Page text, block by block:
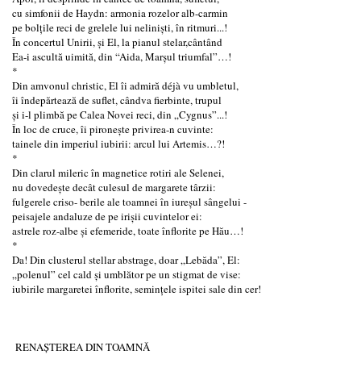
cu simfonii de Haydn: armonia rozelor alb-carmin
pe bolțile reci de grelele lui neliniști, în ritmuri...!
În concertul Unirii, și El, la pianul stelar,cântând
Ea-i ascultă uimită, din “Aida, Marşul triumfal”…!
*
Din amvonul christic, El îi admiră déjà vu umbletul,
îi îndepărtează de suflet, cândva fierbinte, trupul
şi i-l plimbă pe Calea Novei reci, din „Cygnus”...!
În loc de cruce, îi pironește privirea-n cuvinte:
tainele din imperiul iubirii: arcul lui Artemis…?!
*
Din clarul mileric în magnetice rotiri ale Selenei,
nu dovedește decât culesul de margarete târzii:
fulgerele criso- berile ale toamnei în iureșul sângelui -
peisajele andaluze de pe irișii cuvintelor ei:
astrele roz-albe și efemeride, toate înflorite pe Hău…!
*
Da! Din clusterul stellar abstrage, doar „Lebăda”, El:
„polenul” cel cald și umblător pe un stigmat de vise:
iubirile margaretei înflorite, semințele ispitei sale din cer!
RENAȘTEREA DIN TOAMNĂ